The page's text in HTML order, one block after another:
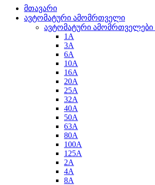
მთავარი
ავტომატური ამომრთველი
ავტომატური ამომრთველები
1A
3A
6A
10A
16A
20A
25А
32A
40A
50A
63A
80A
100A
125A
2A
4A
8A